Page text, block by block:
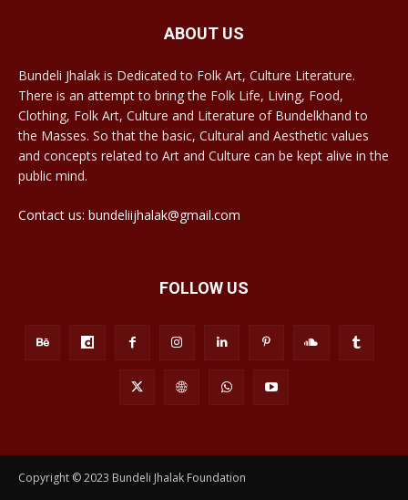
ABOUT US
Bundeli Jhalak is Dedicated to Folk Art, Culture Literature.
There is an attempt to bring the Folk Life, Living, Food,
Clothing, Folk Art, Culture and Literature of Bundelkhand to
the Masses. So that the basic, Cultural and Aesthetic values
and concepts related to Art and Culture can be kept alive in the
public mind.
Contact us: bundeliijhalak@gmail.com
FOLLOW US
Copyright © 2023 Bundeli Jhalak Foundation